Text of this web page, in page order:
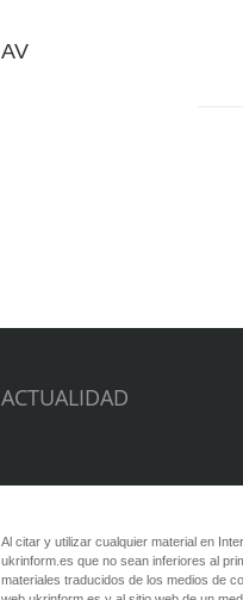
AV
ACTUALIDAD
Al citar y utilizar cualquier material en
ukrinform.es que no sean inferiores al
materiales traducidos de los medios de